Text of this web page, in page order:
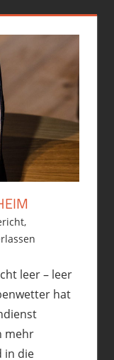
,
leer – leer
hat
mehr
in die